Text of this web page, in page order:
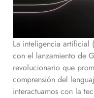
La inteligencia artificial
con el lanzamiento de
revolucionario que
comprensión del
interactuamos con la